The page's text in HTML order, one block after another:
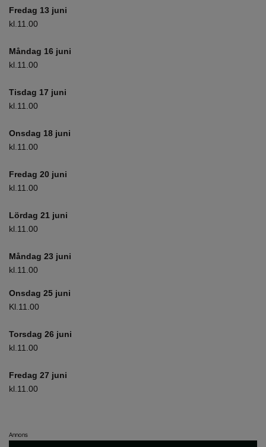
Fredag 13 juni
kl.11.00
Måndag 16 juni
kl.11.00
Tisdag 17 juni
kl.11.00
Onsdag 18 juni
kl.11.00
Fredag 20 juni
kl.11.00
Lördag 21 juni
kl.11.00
Måndag 23 juni
kl.11.00
Onsdag 25 juni
Kl.11.00
Torsdag 26 juni
kl.11.00
Fredag 27 juni
kl.11.00
Annons